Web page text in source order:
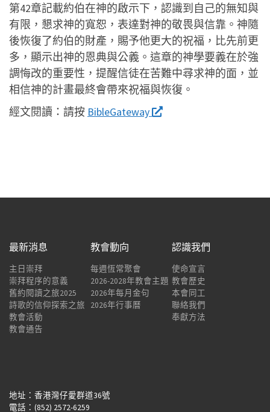
第42章記載約伯在神的啟示下，認識到自己的無知與
有限，懇求神的寬恕，表達對神的敬畏與信靠。神隨
後恢復了約伯的財產，賜予他更大的祝福，比先前更
多，顯示出神的恩典與公義。這章的神學要義在於強
調悔改的重要性，提醒信徒在苦難中尋求神的面，並
相信神的計畫最終會帶來祝福與恢復。
經文閱讀： 請按 BibleGateway
最新消息
主日崇拜
崇拜程序的意義
舊約閱讀之旅2025
詩歌的信仰探索之旅
教會活動
教會通告
教會動向
每週恆常聚會
2026-2028年教會主題
2026年每月金句
2026年行事曆
認識我們
使命宣言
教會歷史
本會同工
聯絡我們
奉獻方法
地址：香港灣仔愛群道36號
電話：(852) 2572-6259